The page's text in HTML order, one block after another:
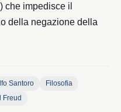
che impedisce il
della negazione della
Santoro
Filosofia
Freud